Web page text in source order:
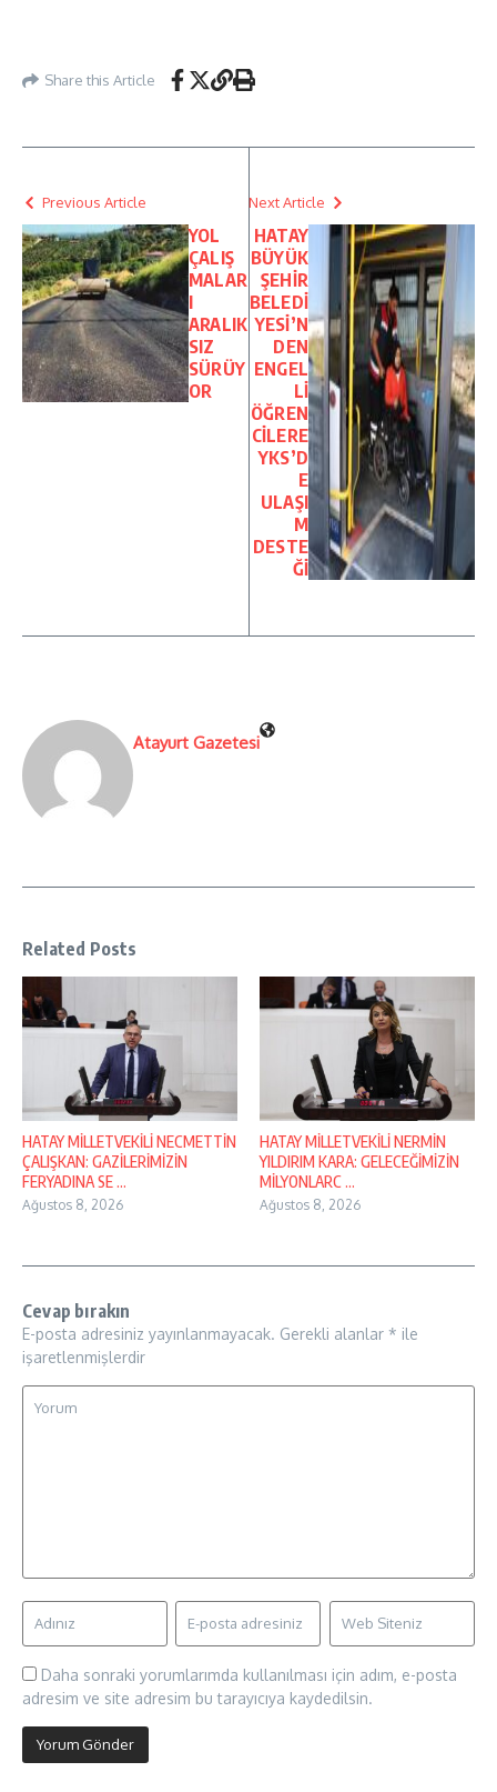
Share this Article
Previous Article
YOL
ÇALIŞ
MALAR
I
ARALIK
SIZ
SÜRÜY
OR
Next Article
HATAY
BÜYÜK
ŞEHİR
BELEDİ
YESİ’N
DEN
ENGEL
Lİ
ÖĞREN
CİLERE
YKS’D
E
ULAŞI
M
DESTE
Ğİ
Atayurt Gazetesi
Related Posts
HATAY MİLLETVEKİLİ NECMETTİN
ÇALIŞKAN: GAZİLERİMİZİN
FERYADINA SE ...
Ağustos 8, 2026
HATAY MİLLETVEKİLİ NERMİN
YILDIRIM KARA: GELECEĞİMİZİN
MİLYONLARC ...
Ağustos 8, 2026
Cevap bırakın
E-posta adresiniz yayınlanmayacak. Gerekli alanlar * ile
işaretlenmişlerdir
Daha sonraki yorumlarımda kullanılması için adım, e-posta
adresim ve site adresim bu tarayıcıya kaydedilsin.